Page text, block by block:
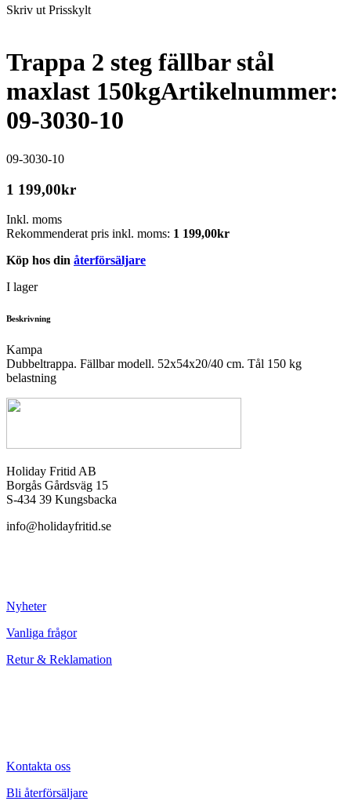
Skriv ut Prisskylt
Trappa 2 steg fällbar stål
maxlast 150kgArtikelnummer:
09-3030-10
09-3030-10
1 199,00kr
Inkl. moms
Rekommenderat pris inkl. moms: 1 199,00kr
Köp hos din återförsäljare
I lager
Beskrivning
Kampa
Dubbeltrappa. Fällbar modell. 52x54x20/40 cm. Tål 150 kg
belastning
Holiday Fritid AB
Borgås Gårdsväg 15
S-434 39 Kungsbacka
info@holidayfritid.se
Nyheter
Vanliga frågor
Retur & Reklamation
Kontakta oss
Bli återförsäljare